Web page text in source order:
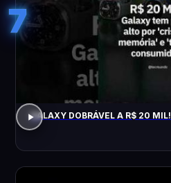
7
GALAXY DOBRÁVEL A R$ 20 MIL!